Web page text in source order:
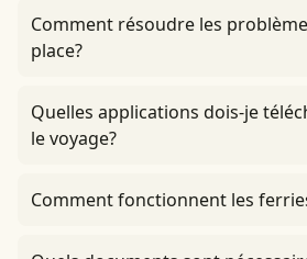
Comment résoudre les
place?
Quelles applications dois-je
le voyage?
Comment fonctionnent les